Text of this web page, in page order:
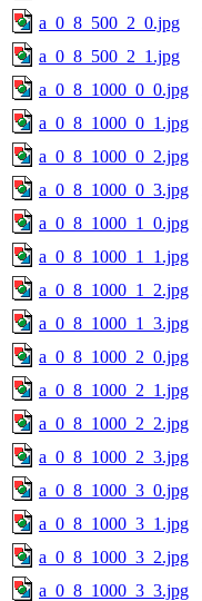
a_0_8_500_2_0.jpg
a_0_8_500_2_1.jpg
a_0_8_1000_0_0.jpg
a_0_8_1000_0_1.jpg
a_0_8_1000_0_2.jpg
a_0_8_1000_0_3.jpg
a_0_8_1000_1_0.jpg
a_0_8_1000_1_1.jpg
a_0_8_1000_1_2.jpg
a_0_8_1000_1_3.jpg
a_0_8_1000_2_0.jpg
a_0_8_1000_2_1.jpg
a_0_8_1000_2_2.jpg
a_0_8_1000_2_3.jpg
a_0_8_1000_3_0.jpg
a_0_8_1000_3_1.jpg
a_0_8_1000_3_2.jpg
a_0_8_1000_3_3.jpg